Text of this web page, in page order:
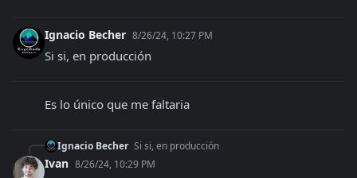
Ignacio Becher 8/26/24, 10:27 PM
Si si, en producción
Es lo único que me faltaria
Ignacio Becher Si si, en producción
Ivan 8/26/24, 10:29 PM